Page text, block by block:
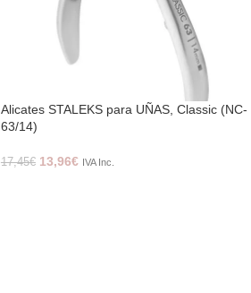
Alicates STALEKS para UÑAS, Classic (NC-
63/14)
17,45€ 13,96€ IVA Inc.